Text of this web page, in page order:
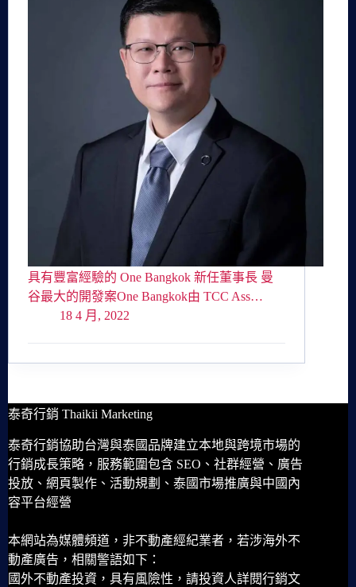
具有豐富經驗的 One Bangkok 新任董事長 曼
谷最大的開發案One Bangkok由 TCC Ass…
18 4 月, 2022
泰奇行銷 Thaikii Marketing
泰奇行銷協助台灣與泰國品牌建立本地與跨境市場的
行銷成長策略，服務範圍包含 SEO、社群經營、廣告
投放、網頁製作、活動規劃、泰國市場推廣與中國內
容平台經營
本網站為媒體頻道，非不動產經紀業者，若涉海外不
動產廣告，相關警語如下：
國外不動產投資，具有風險性，請投資人詳閱行銷文